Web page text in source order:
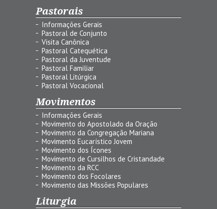
Pastorais
Informações Gerais
Pastoral de Conjunto
Visita Canônica
Pastoral Catequética
Pastoral da Juventude
Pastoral Familiar
Pastoral Litúrgica
Pastoral Vocacional
Movimentos
Informações Gerais
Movimento do Apostolado da Oração
Movimento da Congregação Mariana
Movimento Eucarístico Jovem
Movimento dos Ícones
Movimento de Cursilhos de Cristandade
Movimento da RCC
Movimento dos Focolares
Movimento das Missões Populares
Liturgia